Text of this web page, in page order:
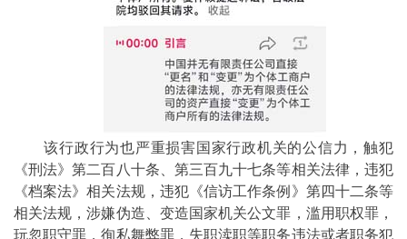
该行政行为也严重损害国家行政机关的公信力，触犯
《刑法》第二百八十条、第三百九十七条等相关法律，违犯
《档案法》相关法规，违犯《信访工作条例》第四十二条等
相关法规，涉嫌伪造、变造国家机关公文罪，滥用职权罪，
玩忽职守罪，徇私舞弊罪，失职渎职等职务违法或者职务犯